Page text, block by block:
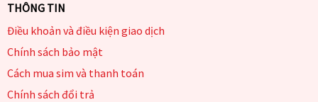
THÔNG TIN
Điều khoản và điều kiện giao dịch
Chính sách bảo mật
Cách mua sim và thanh toán
Chính sách đổi trả